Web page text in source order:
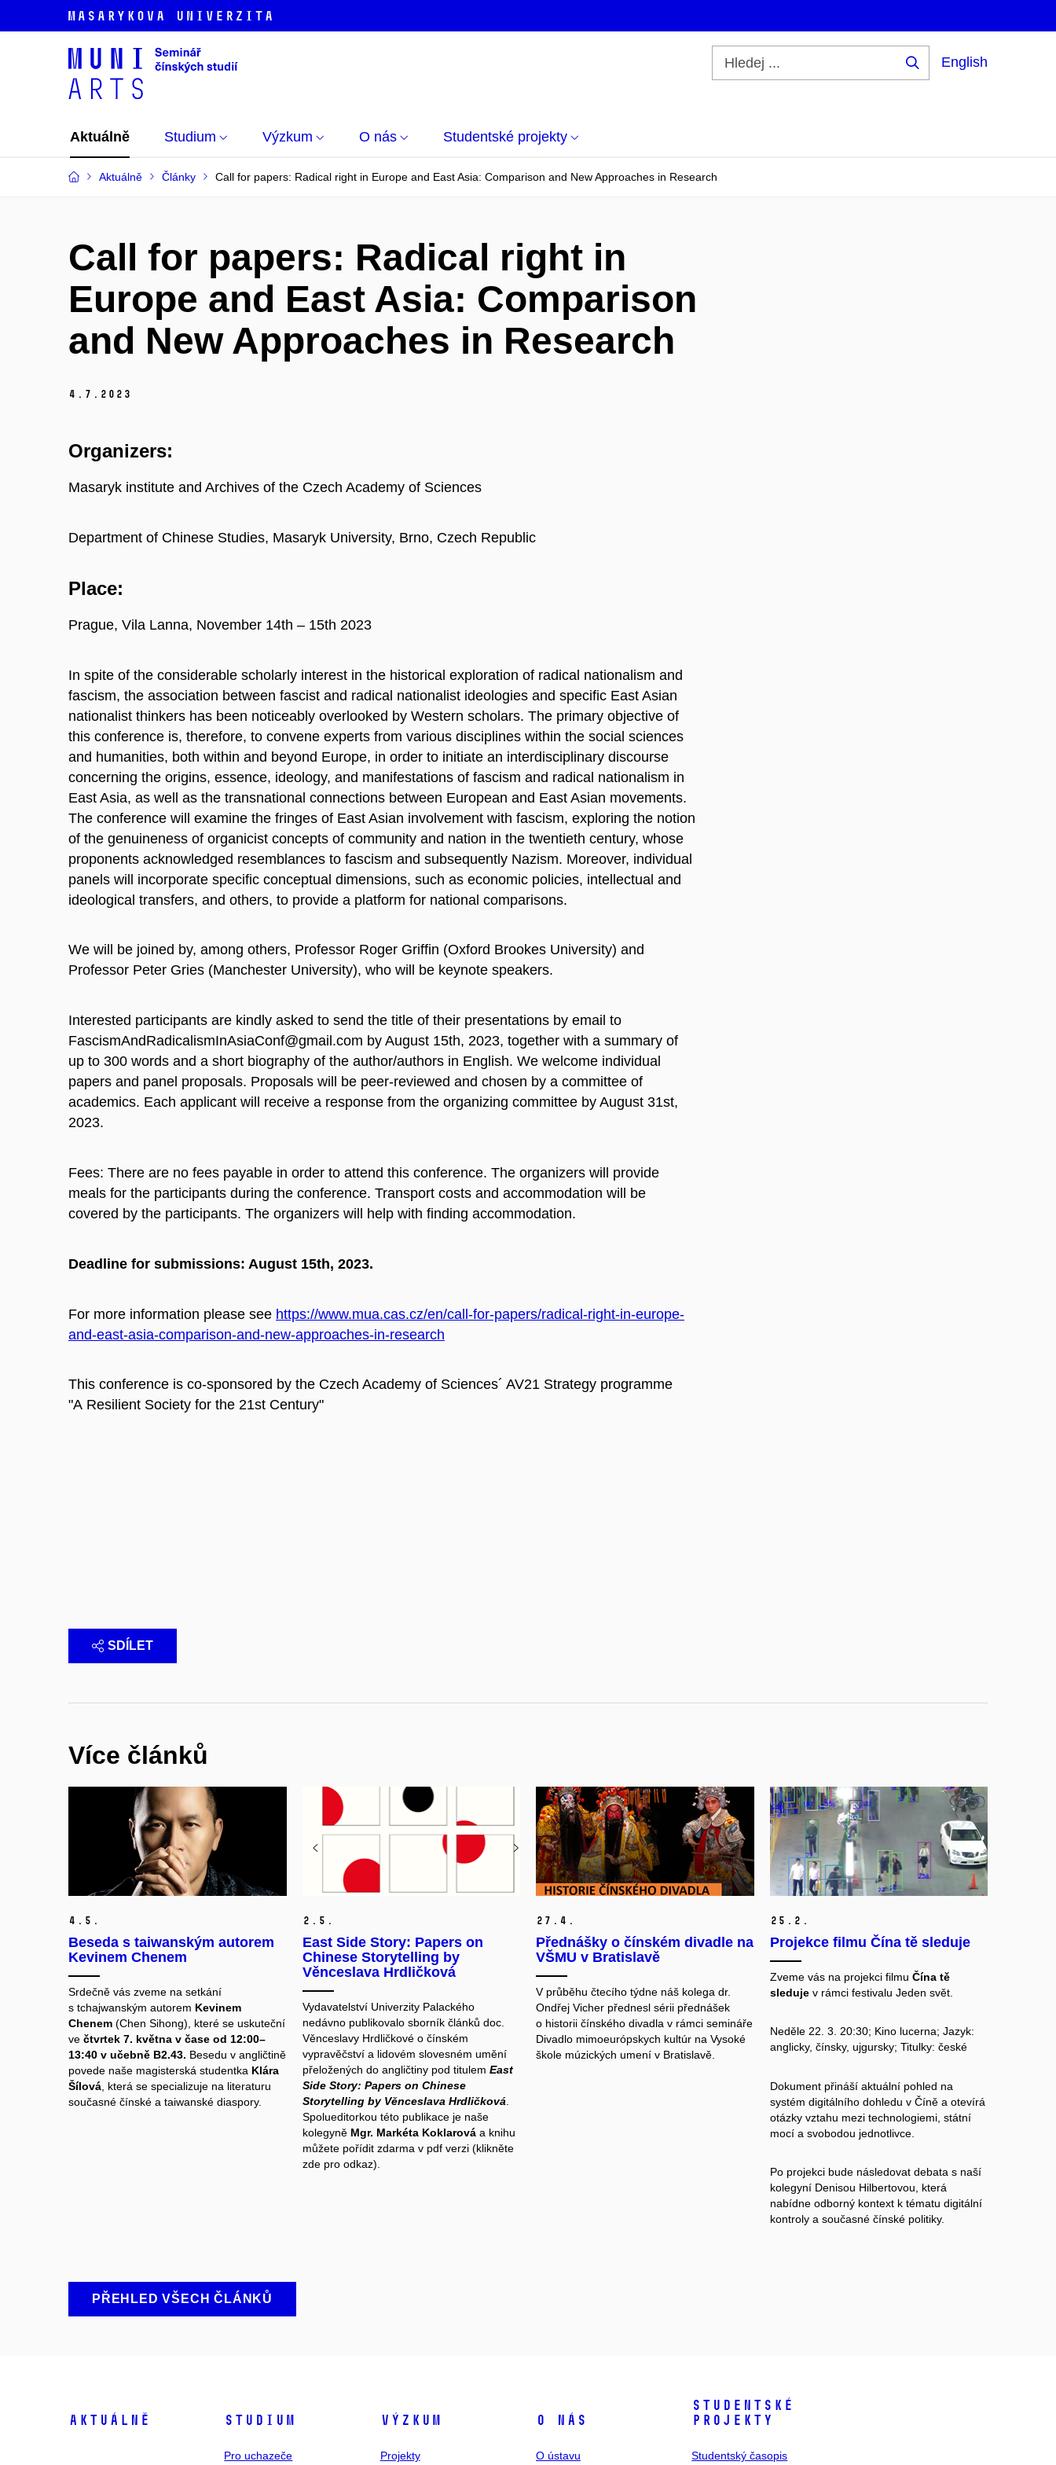
English
Aktuálně Studium Výzkum O nás Studentské projekty
Aktuálně Články Call for papers: Radical right in Europe and East Asia: Comparison and New Approaches in Research
Call for papers: Radical right in
Europe and East Asia: Comparison
and New Approaches in Research
4. 7. 2023
Organizers:
Masaryk institute and Archives of the Czech Academy of Sciences
Department of Chinese Studies, Masaryk University, Brno, Czech Republic
Place:
Prague, Vila Lanna, November 14th – 15th 2023
In spite of the considerable scholarly interest in the historical exploration of radical nationalism and
fascism, the association between fascist and radical nationalist ideologies and specific East Asian
nationalist thinkers has been noticeably overlooked by Western scholars. The primary objective of
this conference is, therefore, to convene experts from various disciplines within the social sciences
and humanities, both within and beyond Europe, in order to initiate an interdisciplinary discourse
concerning the origins, essence, ideology, and manifestations of fascism and radical nationalism in
East Asia, as well as the transnational connections between European and East Asian movements.
The conference will examine the fringes of East Asian involvement with fascism, exploring the notion
of the genuineness of organicist concepts of community and nation in the twentieth century, whose
proponents acknowledged resemblances to fascism and subsequently Nazism. Moreover, individual
panels will incorporate specific conceptual dimensions, such as economic policies, intellectual and
ideological transfers, and others, to provide a platform for national comparisons.
We will be joined by, among others, Professor Roger Griffin (Oxford Brookes University) and
Professor Peter Gries (Manchester University), who will be keynote speakers.
Interested participants are kindly asked to send the title of their presentations by email to
FascismAndRadicalismInAsiaConf@gmail.com by August 15th, 2023, together with a summary of
up to 300 words and a short biography of the author/authors in English. We welcome individual
papers and panel proposals. Proposals will be peer-reviewed and chosen by a committee of
academics. Each applicant will receive a response from the organizing committee by August 31st,
2023.
Fees: There are no fees payable in order to attend this conference. The organizers will provide
meals for the participants during the conference. Transport costs and accommodation will be
covered by the participants. The organizers will help with finding accommodation.
Deadline for submissions: August 15th, 2023.
For more information please see https://www.mua.cas.cz/en/call-for-papers/radical-right-in-europe-
and-east-asia-comparison-and-new-approaches-in-research
This conference is co-sponsored by the Czech Academy of Sciences´ AV21 Strategy programme
"A Resilient Society for the 21st Century"
SDÍLET
Více článků
4. 5.
Beseda s taiwanským autorem
Kevinem Chenem
Srdečně vás zveme na setkání
s tchajwanským autorem Kevinem
Chenem (Chen Sihong), které se uskuteční
ve čtvrtek 7. května v čase od 12:00–
13:40 v učebně B2.43. Besedu v angličtině
povede naše magisterská studentka Klára
Šílová , která se specializuje na literaturu
současné čínské a taiwanské diaspory.
2. 5.
East Side Story: Papers on
Chinese Storytelling by
Věnceslava Hrdličková
Vydavatelství Univerzity Palackého
nedávno publikovalo sborník článků doc.
Věnceslavy Hrdličkové o čínském
vypravěčství a lidovém slovesném umění
přeložených do angličtiny pod titulem East
Side Story: Papers on Chinese
Storytelling by Věnceslava Hrdličková.
Spolueditorkou této publikace je naše
kolegyně Mgr. Markéta Koklarováa knihu
můžete pořídit zdarma v pdf verzi (klikněte
zde pro odkaz).
27. 4.
Přednášky o čínském divadle na
VŠMU v Bratislavě
V průběhu čtecího týdne náš kolega dr.
Ondřej Vicher přednesl sérii přednášek
o historii čínského divadla v rámci semináře
Divadlo mimoeurópskych kultúr na Vysoké
škole múzických umení v Bratislavě.
25. 2.
Projekce filmu Čína tě sleduje
Zveme vás na projekci filmu Čína tě
sledujev rámci festivalu Jeden svět.
Neděle 22. 3. 20:30; Kino lucerna; Jazyk:
anglicky, čínsky, ujgursky; Titulky: české
Dokument přináší aktuální pohled na
systém digitálního dohledu v Číně a otevírá
otázky vztahu mezi technologiemi, státní
mocí a svobodou jednotlivce.
Po projekci bude následovat debata s naší
kolegyní Denisou Hilbertovou, která
nabídne odborný kontext k tématu digitální
kontroly a současné čínské politiky.
PŘEHLED VŠECH ČLÁNKŮ
Aktuálně Studium
Pro uchazeče
Výzkum
Projekty
O nás
O ústavu
Studentské
projekty
Studentský časopis